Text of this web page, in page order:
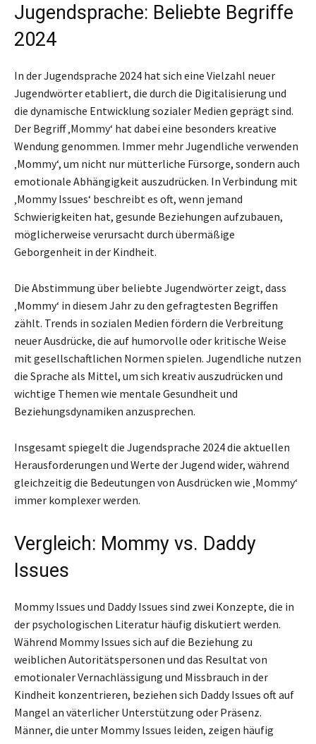
Jugendsprache: Beliebte Begriffe
2024
In der Jugendsprache 2024 hat sich eine Vielzahl neuer
Jugendwörter etabliert, die durch die Digitalisierung und
die dynamische Entwicklung sozialer Medien geprägt sind.
Der Begriff ‚Mommy‘ hat dabei eine besonders kreative
Wendung genommen. Immer mehr Jugendliche verwenden
‚Mommy‘, um nicht nur mütterliche Fürsorge, sondern auch
emotionale Abhängigkeit auszudrücken. In Verbindung mit
‚Mommy Issues‘ beschreibt es oft, wenn jemand
Schwierigkeiten hat, gesunde Beziehungen aufzubauen,
möglicherweise verursacht durch übermäßige
Geborgenheit in der Kindheit.
Die Abstimmung über beliebte Jugendwörter zeigt, dass
‚Mommy‘ in diesem Jahr zu den gefragtesten Begriffen
zählt. Trends in sozialen Medien fördern die Verbreitung
neuer Ausdrücke, die auf humorvolle oder kritische Weise
mit gesellschaftlichen Normen spielen. Jugendliche nutzen
die Sprache als Mittel, um sich kreativ auszudrücken und
wichtige Themen wie mentale Gesundheit und
Beziehungsdynamiken anzusprechen.
Insgesamt spiegelt die Jugendsprache 2024 die aktuellen
Herausforderungen und Werte der Jugend wider, während
gleichzeitig die Bedeutungen von Ausdrücken wie ‚Mommy‘
immer komplexer werden.
Vergleich: Mommy vs. Daddy
Issues
Mommy Issues und Daddy Issues sind zwei Konzepte, die in
der psychologischen Literatur häufig diskutiert werden.
Während Mommy Issues sich auf die Beziehung zu
weiblichen Autoritätspersonen und das Resultat von
emotionaler Vernachlässigung und Missbrauch in der
Kindheit konzentrieren, beziehen sich Daddy Issues oft auf
Mangel an väterlicher Unterstützung oder Präsenz.
Männer, die unter Mommy Issues leiden, zeigen häufig